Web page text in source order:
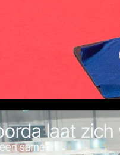
laat zich
samen